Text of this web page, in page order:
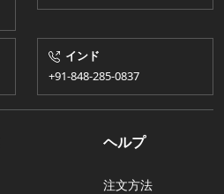
インド
+91-848-285-0837
ヘルプ
注文方法